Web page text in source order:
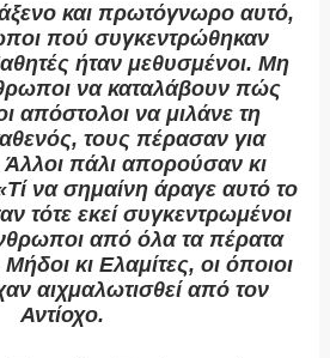
και πρωτόγνωρο αυτό,
πού συγκεντρώθηκαν
ήταν μεθυσμένοι. Μη
να καταλάβουν πώς
απόστολοι να μιλάνε τη
τους πέρασαν για
πάλι απορούσαν κι
να σημαίνη άραγε αυτό το
τότε εκεί συγκεντρωμένοι
από όλα τα πέρατα
κι Ελαμίτες, οι όποιοι
αιχμαλωτισθεί από τον
Αντίοχο.